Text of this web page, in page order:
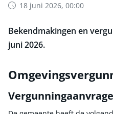
18 juni 2026, 00:00
Bekendmakingen en
juni 2026.